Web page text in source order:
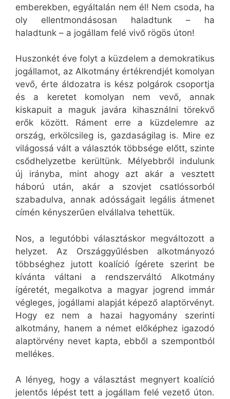
emberekben, egyáltalán nem él! Nem csoda, ha
oly ellentmondásosan haladtunk – ha
haladtunk – a jogállam felé vivő rögös úton!
Huszonkét éve folyt a küzdelem a demokratikus
jogállamot, az Alkotmány értékrendjét komolyan
vevő, érte áldozatra is kész polgárok csoportja
és a keretet komolyan nem vevő, annak
kiskapuit a maguk javára kihasználni törekvő
erők között. Ráment erre a küzdelemre az
ország, erkölcsileg is, gazdaságilag is. Mire ez
világossá vált a választók többsége előtt, szinte
csődhelyzetbe kerültünk. Mélyebbről indulunk
új irányba, mint ahogy azt akár a vesztett
háború után, akár a szovjet csatlóssorból
szabadulva, annak adósságait legális átmenet
címén kényszerűen elvállalva tehettük.
Nos, a legutóbbi választáskor megváltozott a
helyzet. Az Országgyűlésben alkotmányozó
többséghez jutott koalíció ígérete szerint be
kívánta váltani a rendszerváltó Alkotmány
ígéretét, megalkotva a magyar jogrend immár
végleges, jogállami alapját képező alaptörvényt.
Hogy ez nem a hazai hagyomány szerinti
alkotmány, hanem a német előképhez igazodó
alaptörvény nevet kapta, ebből a szempontból
mellékes.
A lényeg, hogy a választást megnyert koalíció
jelentős lépést tett a jogállam felé vezető úton.